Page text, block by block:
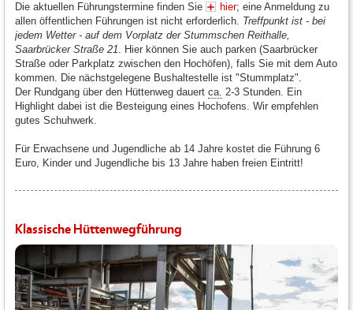
Die aktuellen Führungstermine finden Sie
hier; eine Anmeldung zu
allen öffentlichen Führungen ist nicht erforderlich. Treffpunkt ist - bei
jedem Wetter - auf dem Vorplatz der Stummschen Reithalle,
Saarbrücker Straße 21. Hier können Sie auch parken (Saarbrücker
Straße oder Parkplatz zwischen den Hochöfen), falls Sie mit dem Auto
kommen. Die nächstgelegene Bushaltestelle ist "Stummplatz".
Der Rundgang über den Hüttenweg dauert ca. 2-3 Stunden. Ein
Highlight dabei ist die Besteigung eines Hochofens. Wir empfehlen
gutes Schuhwerk.
Für Erwachsene und Jugendliche ab 14 Jahre kostet die Führung 6
Euro, Kinder und Jugendliche bis 13 Jahre haben freien Eintritt!
Klassische Hüttenwegführung